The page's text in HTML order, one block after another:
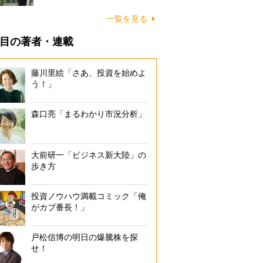
一覧を見る
の著者・連載
藤川里絵「さあ、投資を始めよ
う！」
森口亮「まるわかり市況分析」
大前研一「ビジネス新大陸」の
歩き方
投資ノウハウ満載コミック「俺
がカブ番長！」
戸松信博の明日の爆騰株を探
せ！